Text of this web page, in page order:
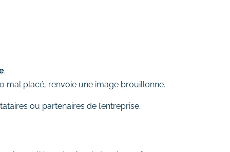
.
mal placé, renvoie une image brouillonne.
ou partenaires de l’entreprise.